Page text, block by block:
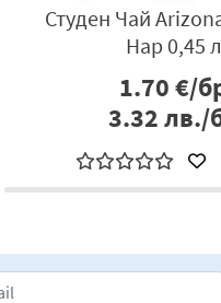
Студен Чай
Нар 0,45 л
1.70€/
3.32лв./